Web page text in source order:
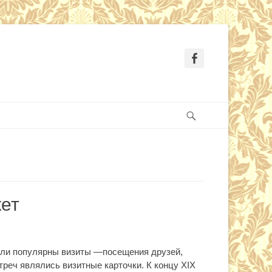
Facebook
Search
популярны визиты —посещения друзей,
являлись визитные карточки. К концу XIX